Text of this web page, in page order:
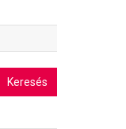
Keresés: